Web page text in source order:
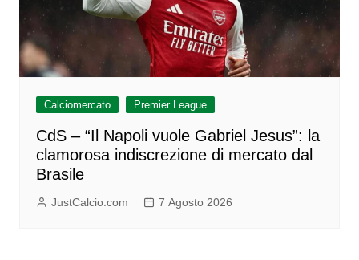
Calciomercato Premier League
CdS – “Il Napoli vuole Gabriel Jesus”: la
clamorosa indiscrezione di mercato dal
Brasile
JustCalcio.com 7 Agosto 2026